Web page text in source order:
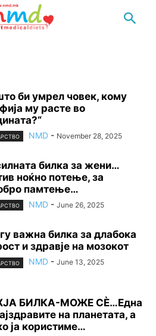
би умрел човек, кому
му расте во
NMD - November 28, 2025
билка за жени…
ноќно потење, за
памтење…
NMD - June 26, 2025
важна билка за длабока
и здравје на мозокот
NMD - June 13, 2025
БИЛКА-МОЖЕ СЀ…Една
на планетата, а
ја користиме…